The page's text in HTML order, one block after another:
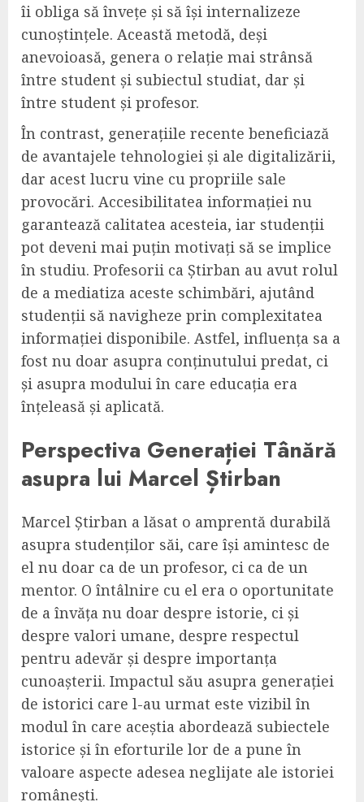
îi obliga să învețe și să își internalizeze
cunoștințele. Această metodă, deși
anevoioasă, genera o relație mai strânsă
între student și subiectul studiat, dar și
între student și profesor.
În contrast, generațiile recente beneficiază
de avantajele tehnologiei și ale digitalizării,
dar acest lucru vine cu propriile sale
provocări. Accesibilitatea informației nu
garantează calitatea acesteia, iar studenții
pot deveni mai puțin motivați să se implice
în studiu. Profesorii ca Știrban au avut rolul
de a mediatiza aceste schimbări, ajutând
studenții să navigheze prin complexitatea
informației disponibile. Astfel, influența sa a
fost nu doar asupra conținutului predat, ci
și asupra modului în care educația era
înțeleasă și aplicată.
Perspectiva Generației Tânără
asupra lui Marcel Știrban
Marcel Știrban a lăsat o amprentă durabilă
asupra studenților săi, care își amintesc de
el nu doar ca de un profesor, ci ca de un
mentor. O întâlnire cu el era o oportunitate
de a învăța nu doar despre istorie, ci și
despre valori umane, despre respectul
pentru adevăr și despre importanța
cunoașterii. Impactul său asupra generației
de istorici care l-au urmat este vizibil în
modul în care aceștia abordează subiectele
istorice și în eforturile lor de a pune în
valoare aspecte adesea neglijate ale istoriei
românești.